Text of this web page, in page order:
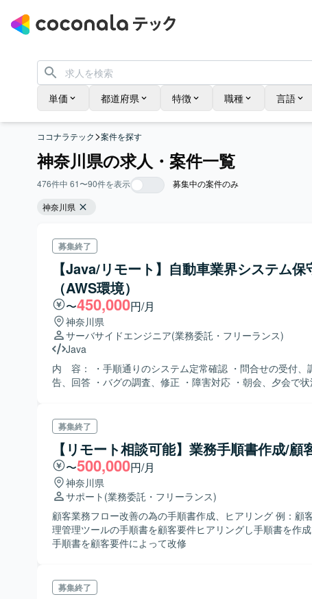
単価 都道府県 特徴 職種 言語
ココナラテック>案件を探す
神奈川県の求人・案件一覧
476件中 61〜90件を表示
募集中の案件のみ
神奈川県
募集終了
【Java/リモート】自動車業界システム保
（AWS環境）
〜450,000円/月
神奈川県
サーバサイドエンジニア(業務委託・フリーランス)
Java
内 容： ・手順通りのシステム定常確認 ・問合せの受付、
告、回答 ・バグの調査、修正 ・障害対応 ・朝会、夕会で
募集終了
【リモート相談可能】業務手順書作成/顧
〜500,000円/月
神奈川県
サポート (業務委託・フリーランス)
顧客業務フロー改善の為の手順書作成、ヒアリング 例：顧
理管理ツールの手順書を顧客要件ヒアリングし手順書を作
手順書を顧客要件によって改修
募集終了